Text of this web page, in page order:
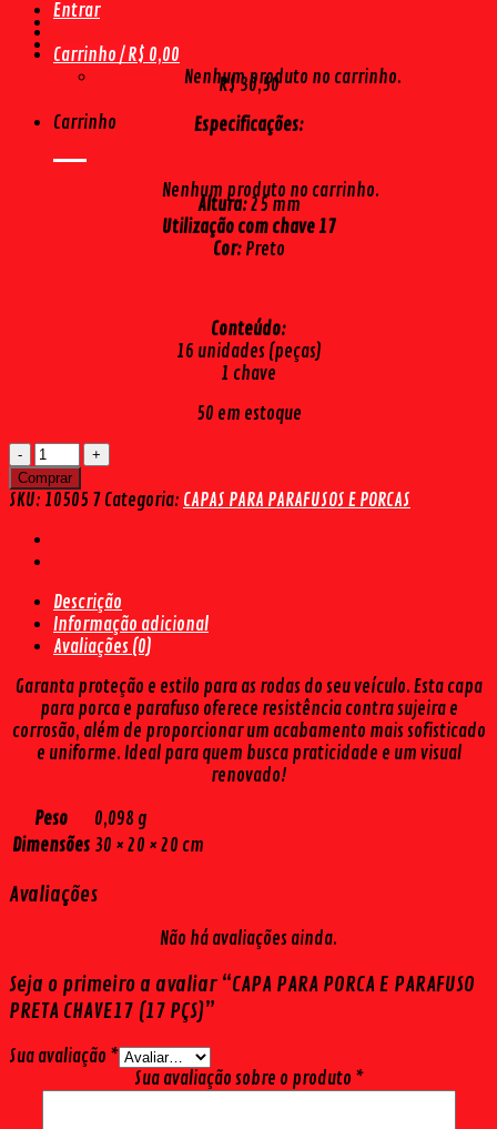
Entrar
Carrinho /R$ 0,00
Nenhum produto no carrinho.
Carrinho
Nenhum produto no carrinho.
R$30,50
Especificações:
Altura:25 mm
Utilização com chave 17
Cor:Preto
Conteúdo:
16 unidades (peças)
1 chave
50 em estoque
CAPA
PARA
PORCA
PARAFUSO
PRETA
(17
PÇS)
quantidade
Comprar
SKU: 10505 7 Categoria: CAPAS PARA PARAFUSOS E PORCAS
Descrição
Informação adicional
Avaliações (0)
Garanta proteção e estilo para as rodas do seu veículo. Esta capa
para porca e parafuso oferece resistência contra sujeira e
corrosão, além de proporcionar um acabamento mais sofisticado
e uniforme. Ideal para quem busca praticidade e um visual
renovado!
Peso
0,098 g
Dimensões 30 × 20 × 20 cm
Avaliações
Não há avaliações ainda.
Seja o primeiro a avaliar “CAPA PARA PORCA E PARAFUSO
PRETA CHAVE17 (17 PÇS)”
Sua avaliação *
Sua avaliação sobre o produto *